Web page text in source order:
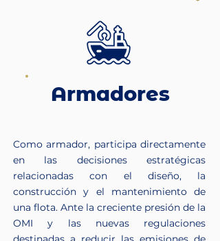
Armadores
Como armador, participa directamente
en las decisiones estratégicas
relacionadas con el diseño, la
construcción y el mantenimiento de
una flota. Ante la creciente presión de la
OMI y las nuevas regulaciones